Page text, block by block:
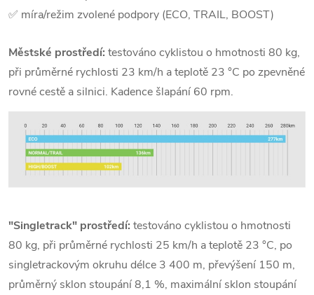
✅ míra/režim zvolené podpory (ECO, TRAIL, BOOST)
Městské prostředí: testováno cyklistou o hmotnosti 80 kg,
při průměrné rychlosti 23 km/h a teplotě 23 °C po zpevněné
rovné cestě a silnici. Kadence šlapání 60 rpm.
"Singletrack" prostředí: testováno cyklistou o hmotnosti
80 kg, při průměrné rychlosti 25 km/h a teplotě 23 °C, po
singletrackovým okruhu délce 3 400 m, převýšení 150 m,
průměrný sklon stoupání 8,1 %, maximální sklon stoupání